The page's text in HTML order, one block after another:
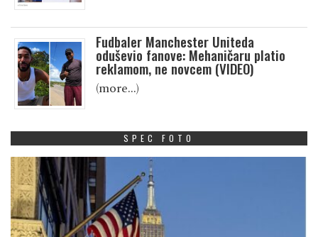
Fudbaler Manchester Uniteda
oduševio fanove: Mehaničaru platio
reklamom, ne novcem (VIDEO)
(more…)
SPEC FOTO